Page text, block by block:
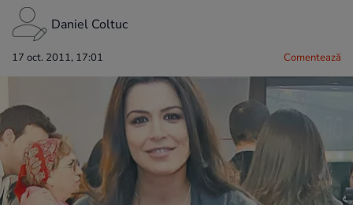
Daniel Coltuc
17 oct. 2011, 17:01 Comentează